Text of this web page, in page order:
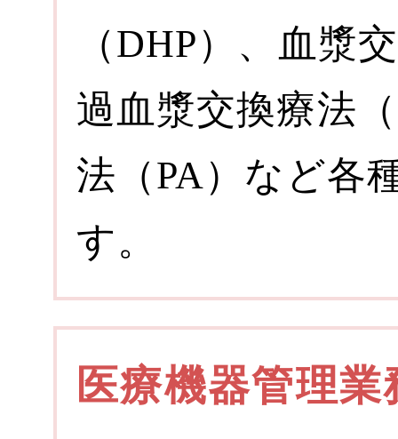
（DHP）、血漿
過血漿交換療法
法（PA）など各
す。
医療機器管理業